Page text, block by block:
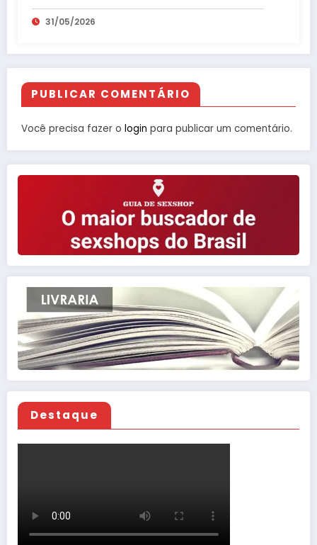
31/05/2026
PUBLICAR COMENTÁRIO
Você precisa fazer o login para publicar um comentário.
Destaque